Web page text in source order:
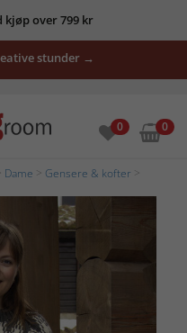
over 799 kr
stunder →
0 0
Dame Gensere & kofter